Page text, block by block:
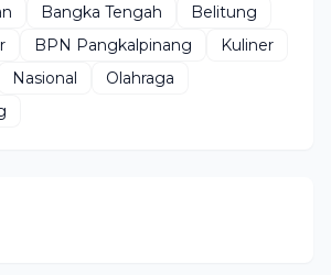
Bangka Tengah
Belitung
BPN Pangkalpinang
Kuliner
Nasional
Olahraga